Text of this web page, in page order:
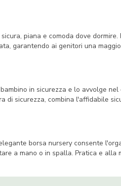
piana e comoda dove
garantendo ai genitori una
in sicurezza e lo avvolge
di sicurezza, combina l'affidabile
borsa nursery consente
a mano o in spalla. Pratica e